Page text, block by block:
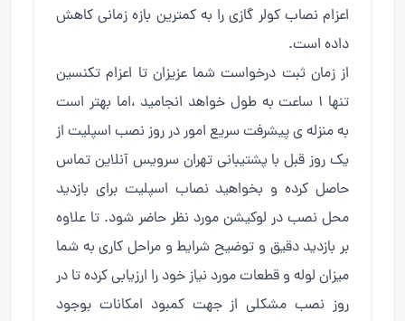
اعزام نصاب کولر گازی را به کمترین بازه زمانی کاهش
داده است.
از زمان ثبت درخواست شما عزیزان تا اعزام تکنسین
تنها ۱ ساعت به طول خواهد انجامید ،اما بهتر است
به منزله ی پیشرفت سریع امور در روز نصب اسپلیت از
یک روز قبل با پشتیبانی تهران سرویس آنلاین تماس
حاصل کرده و بخواهید نصاب اسپلیت برای بازدید
محل نصب در لوکیشن مورد نظر حاضر شود. تا علاوه
بر بازدید دقیق و توضیح شرایط و مراحل کاری به شما
میزان لوله و قطعات مورد نیاز خود را ارزیابی کرده تا در
روز نصب مشکلی از جهت کمبود امکانات بوجود